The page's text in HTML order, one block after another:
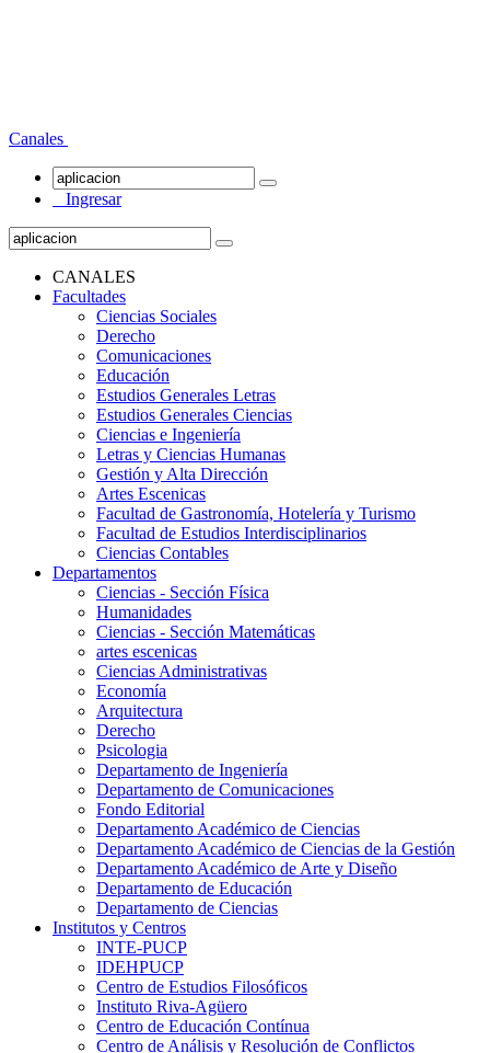
Canales
Ingresar
CANALES
Facultades
Ciencias Sociales
Derecho
Comunicaciones
Educación
Estudios Generales Letras
Estudios Generales Ciencias
Ciencias e Ingeniería
Letras y Ciencias Humanas
Gestión y Alta Dirección
Artes Escenicas
Facultad de Gastronomía, Hotelería y Turismo
Facultad de Estudios Interdisciplinarios
Ciencias Contables
Departamentos
Ciencias - Sección Física
Humanidades
Ciencias - Sección Matemáticas
artes escenicas
Ciencias Administrativas
Economía
Arquitectura
Derecho
Psicologia
Departamento de Ingeniería
Departamento de Comunicaciones
Fondo Editorial
Departamento Académico de Ciencias
Departamento Académico de Ciencias de la Gestión
Departamento Académico de Arte y Diseño
Departamento de Educación
Departamento de Ciencias
Institutos y Centros
INTE-PUCP
IDEHPUCP
Centro de Estudios Filosóficos
Instituto Riva-Agüero
Centro de Educación Contínua
Centro de Análisis y Resolución de Conflictos